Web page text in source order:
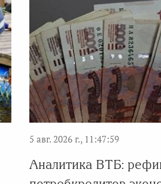
5 авг. 2026 г., 11:47:59
Аналитика ВТБ: